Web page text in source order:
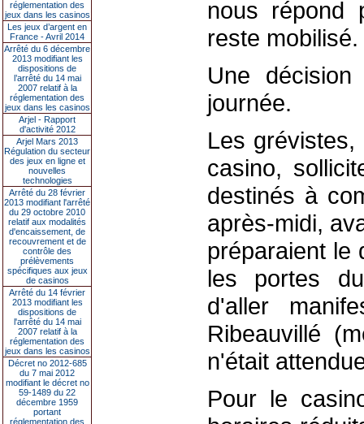
réglementation des
jeux dans les casinos
Les jeux d’argent en
France - Avril 2014
Arrêté du 6 décembre
2013 modifiant les
dispositions de
l’arrêté du 14 mai
2007 relatif à la
réglementation des
jeux dans les casinos
Arjel - Rapport
d'activité 2012
Arjel Mars 2013
Régulation du secteur
des jeux en ligne et
nouvelles
technologies
Arrêté du 28 février
2013 modifiant l'arrêté
du 29 octobre 2010
relatif aux modalités
d'encaissement, de
recouvrement et de
contrôle des
prélèvements
spécifiques aux jeux
de casinos
Arrêté du 14 février
2013 modifiant les
dispositions de
l'arrêté du 14 mai
2007 relatif à la
réglementation des
jeux dans les casinos
Décret no 2012-685
du 7 mai 2012
modifiant le décret no
59-1489 du 22
décembre 1959
portant
réglementation des
nous répond
reste mobilisé.
Une
journée.
Les
casino,
destinés à
après-midi,
préparaient le
les portes
d'aller
Ribeauvillé
n'était
Pour le